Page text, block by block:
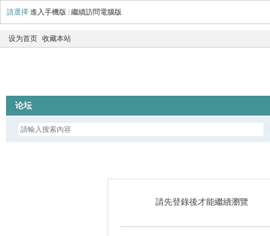
請選擇 進入手機版 繼續訪問電腦版
设为首页 收藏本站
论坛
請先登錄後才能繼續瀏覽